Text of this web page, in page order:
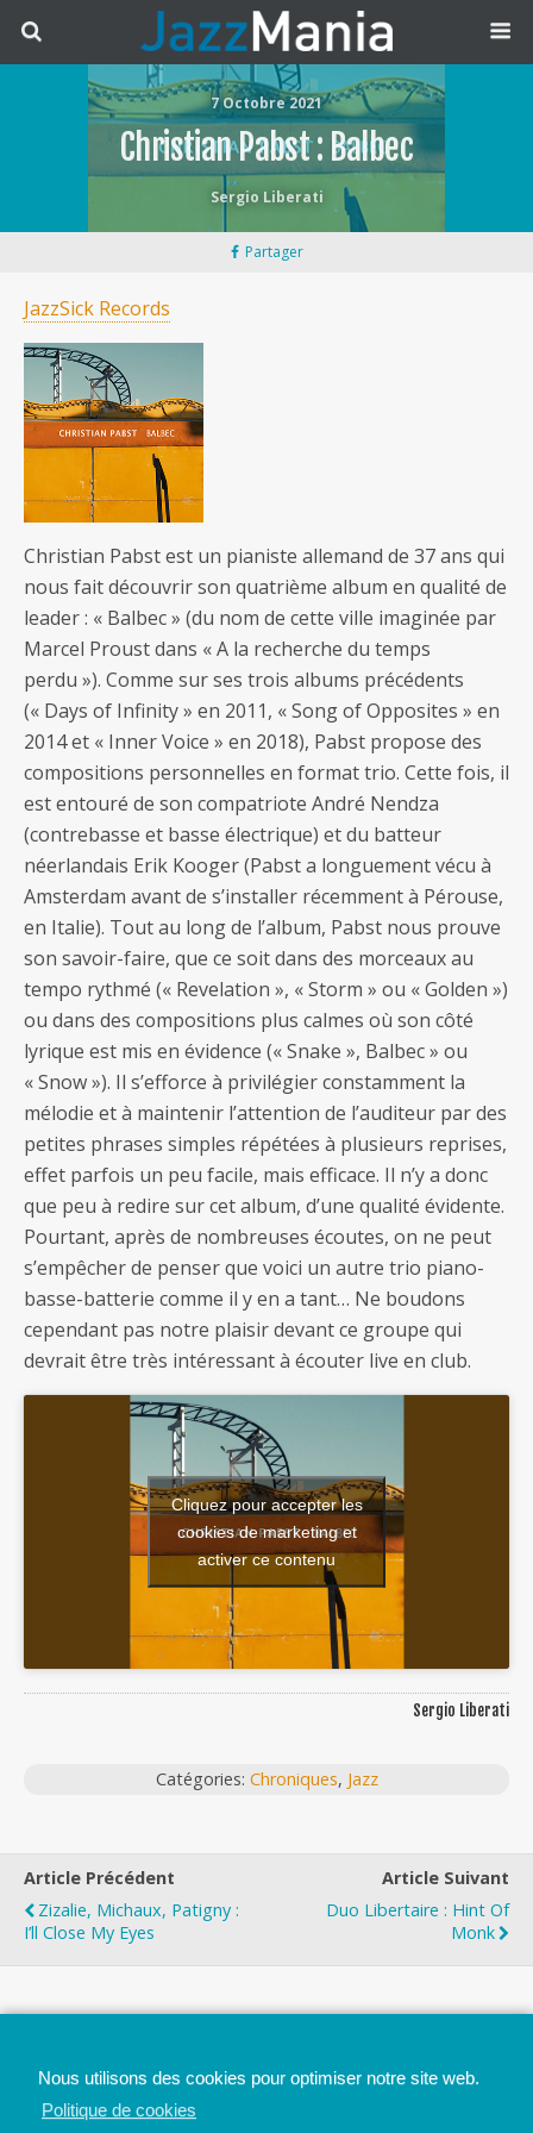
7 Octobre 2021
Christian Pabst : Balbec
Sergio Liberati
Partager
JazzSick Records
Christian Pabst est un pianiste allemand de 37 ans qui
nous fait découvrir son quatrième album en qualité de
leader : « Balbec » (du nom de cette ville imaginée par
Marcel Proust dans « A la recherche du temps
perdu »). Comme sur ses trois albums précédents
(« Days of Infinity » en 2011, « Song of Opposites » en
2014 et « Inner Voice » en 2018), Pabst propose des
compositions personnelles en format trio. Cette fois, il
est entouré de son compatriote André Nendza
(contrebasse et basse électrique) et du batteur
néerlandais Erik Kooger (Pabst a longuement vécu à
Amsterdam avant de s’installer récemment à Pérouse,
en Italie). Tout au long de l’album, Pabst nous prouve
son savoir-faire, que ce soit dans des morceaux au
tempo rythmé (« Revelation », « Storm » ou « Golden »)
ou dans des compositions plus calmes où son côté
lyrique est mis en évidence (« Snake », Balbec » ou
« Snow »). Il s’efforce à privilégier constamment la
mélodie et à maintenir l’attention de l’auditeur par des
petites phrases simples répétées à plusieurs reprises,
effet parfois un peu facile, mais efficace. Il n’y a donc
que peu à redire sur cet album, d’une qualité évidente.
Pourtant, après de nombreuses écoutes, on ne peut
s’empêcher de penser que voici un autre trio piano-
basse-batterie comme il y en a tant… Ne boudons
cependant pas notre plaisir devant ce groupe qui
devrait être très intéressant à écouter live en club.
Cliquez pour accepter les
cookies de marketing et
activer ce contenu
Sergio Liberati
Catégories: Chroniques, Jazz
Article Précédent
Zizalie, Michaux, Patigny :
I’ll Close My Eyes
Article Suivant
Duo Libertaire : Hint Of
Monk
Nous utilisons des cookies pour optimiser notre site web.
Politique de cookies